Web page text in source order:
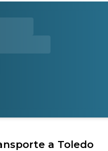
a Toledo